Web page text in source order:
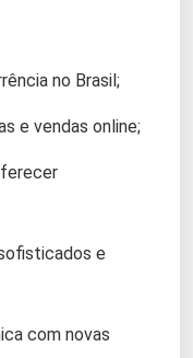
no Brasil;
e vendas online;
e
com novas